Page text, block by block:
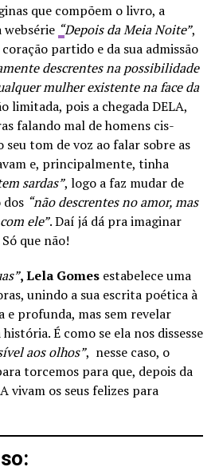
que compõem o livro, a
“Depois da Meia Noite”,
partido e da sua admissão
descrentes na possibilidade
mulher existente na face da
limitada, pois a chegada DELA,
falando mal de homens cis-
seu tom de voz ao falar sobre as
e, principalmente, tinha
sardas”, logo a faz mudar de
dos “não descrentes no amor, mas
ele”. Daí já dá pra imaginar
que não!
,Lela Gomes estabelece uma
unindo a sua escrita poética à
e profunda, mas sem revelar
É como se ela nos dissesse
aos olhos”, nesse caso, o
torcemos para que, depois da
vivam os seus felizes para